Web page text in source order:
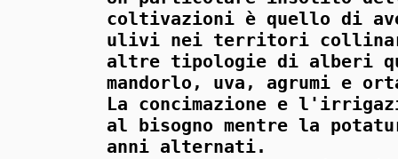
coltivazioni è quello di
ulivi nei territori
altre tipologie di alberi
mandorlo, uva, agrumi e
La concimazione e
al bisogno mentre la
anni alternati.